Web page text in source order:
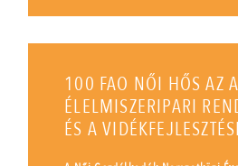
100 FAO NŐI HŐS AZ
ÉLELMISZERIPARI
ÉS A